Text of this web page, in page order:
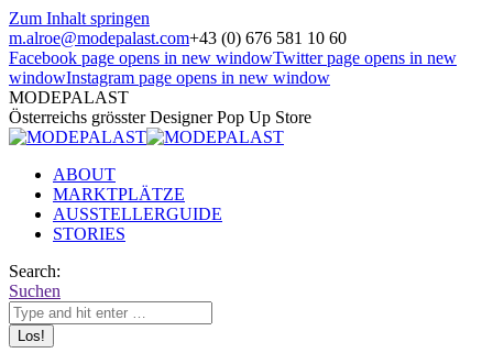
Zum Inhalt springen
m.alroe@modepalast.com+43 (0) 676 581 10 60
Facebook page opens in new windowTwitter page opens in new
windowInstagram page opens in new window
MODEPALAST
Österreichs grösster Designer Pop Up Store
ABOUT
MARKTPLÄTZE
AUSSTELLERGUIDE
STORIES
Search:
Suchen